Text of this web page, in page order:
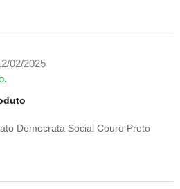
02/2025
Democrata Social Couro Preto